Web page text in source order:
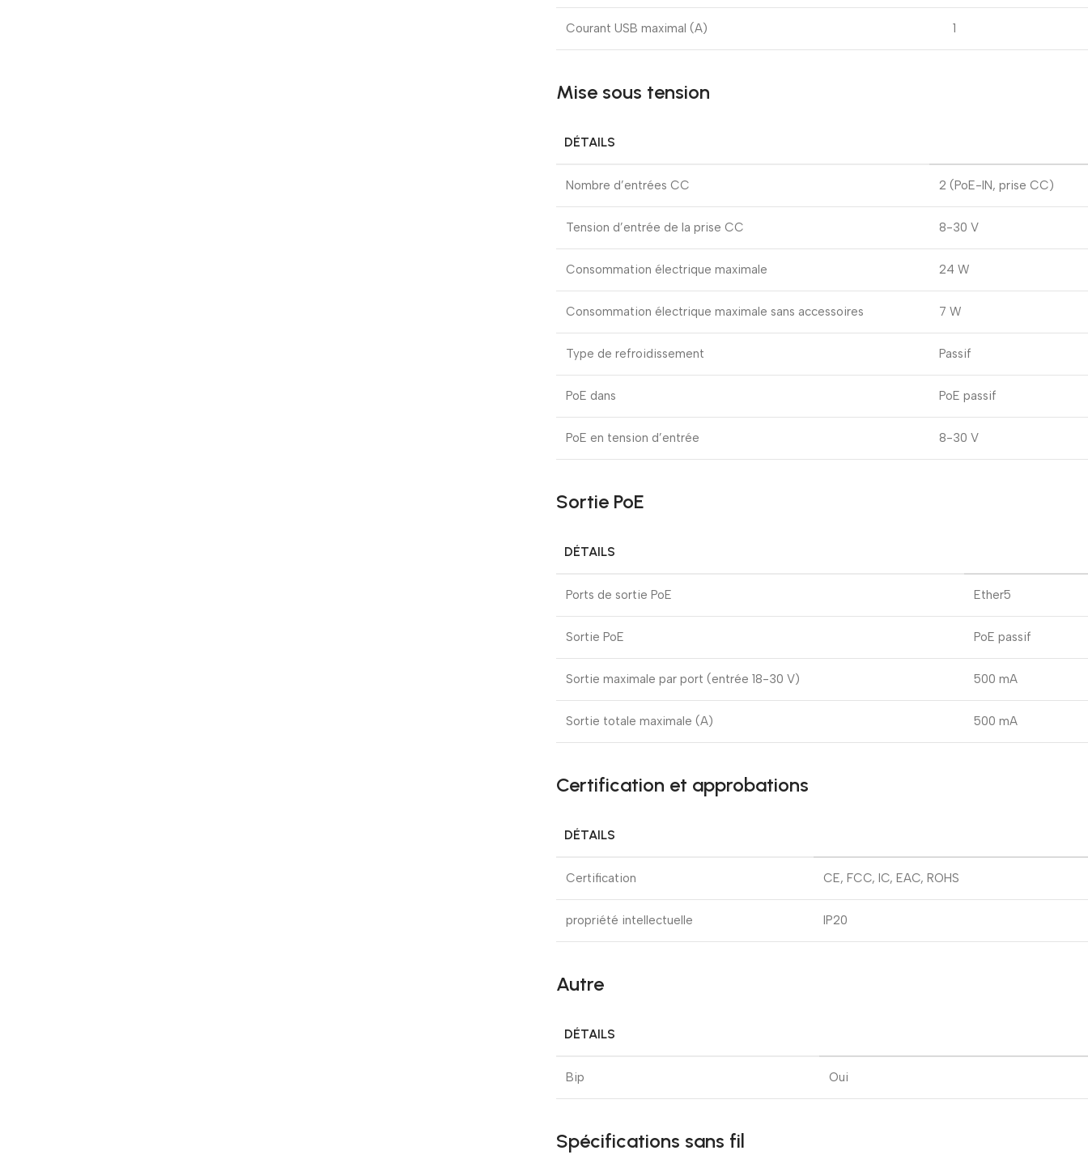
Courant USB maximal (A) 1
Mise sous tension
DÉTAILS
Nombre d’entrées CC 2 (PoE-IN, prise CC)
Tension d’entrée de la prise CC 8-30 V
Consommation électrique maximale 24 W
Consommation électrique maximale sans accessoires 7 W
Type de refroidissement Passif
PoE dans PoE passif
PoE en tension d’entrée 8-30 V
Sortie PoE
DÉTAILS
Ports de sortie PoE Ether5
Sortie PoE PoE passif
Sortie maximale par port (entrée 18-30 V) 500 mA
Sortie totale maximale (A) 500 mA
Certification et approbations
DÉTAILS
Certification CE, FCC, IC, EAC, ROHS
propriété intellectuelle IP20
Autre
DÉTAILS
Bip Oui
Spécifications sans fil